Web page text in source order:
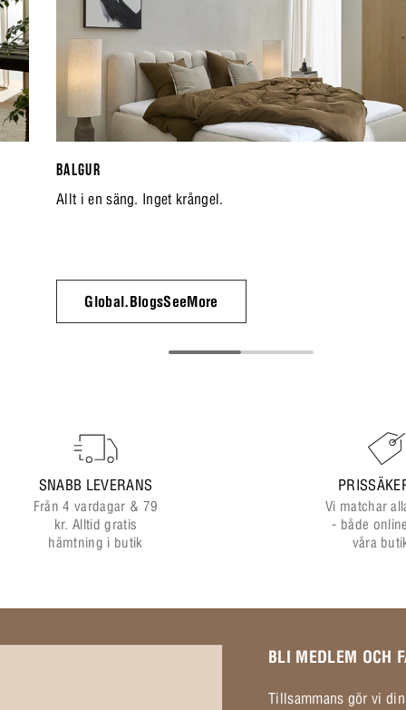
BALGUR
Allt i en säng. Inget krångel.
Global.BlogsSeeMore
SNABB LEVERANS
Från 4 vardagar & 79
kr. Alltid gratis
hämtning i butik
Vi matchar
- både
våra
BLI MEDLEM OCH
Tillsammans gör vi